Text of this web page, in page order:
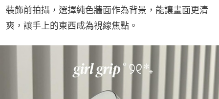
裝飾前拍攝，選擇純色牆面作為背景，能讓畫面更清
爽，讓手上的東西成為視線焦點。